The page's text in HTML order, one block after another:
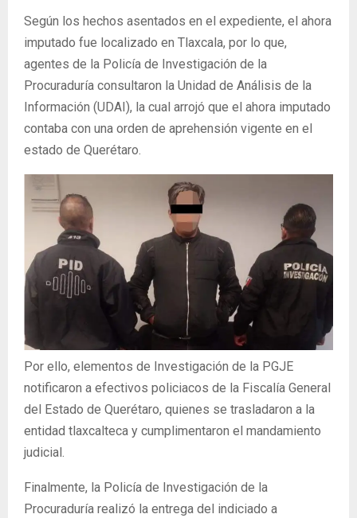
Según los hechos asentados en el expediente, el ahora
imputado fue localizado en Tlaxcala, por lo que,
agentes de la Policía de Investigación de la
Procuraduría consultaron la Unidad de Análisis de la
Información (UDAI), la cual arrojó que el ahora imputado
contaba con una orden de aprehensión vigente en el
estado de Querétaro.
Por ello, elementos de Investigación de la PGJE
notificaron a efectivos policiacos de la Fiscalía General
del Estado de Querétaro, quienes se trasladaron a la
entidad tlaxcalteca y cumplimentaron el mandamiento
judicial.
Finalmente, la Policía de Investigación de la
Procuraduría realizó la entrega del indiciado a